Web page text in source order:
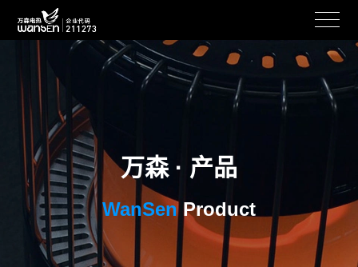
万森 · 产品
WanSenProduct